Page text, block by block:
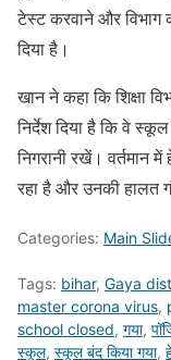
टेस्ट करवाने और विभाग
दिया है।
खान ने कहा कि शिक्षा
निर्देश दिया है कि वे
निगरानी रखें।
रहा है और उनकी हालत
Categories: Main
Tags: bihar, Gaya
master corona virus,
school closed, गया,
स्कूल, स्कूल बंद किया गया,